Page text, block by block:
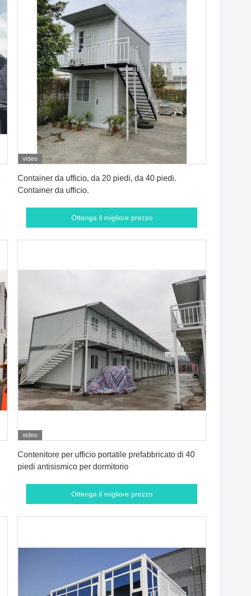
video
Container da ufficio, da 20 piedi, da 40 piedi.
Container da ufficio.
Ottenga il migliore prezzo
video
Contenitore per ufficio portatile prefabbricato di 40
piedi antisismico per dormitorio
Ottenga il migliore prezzo